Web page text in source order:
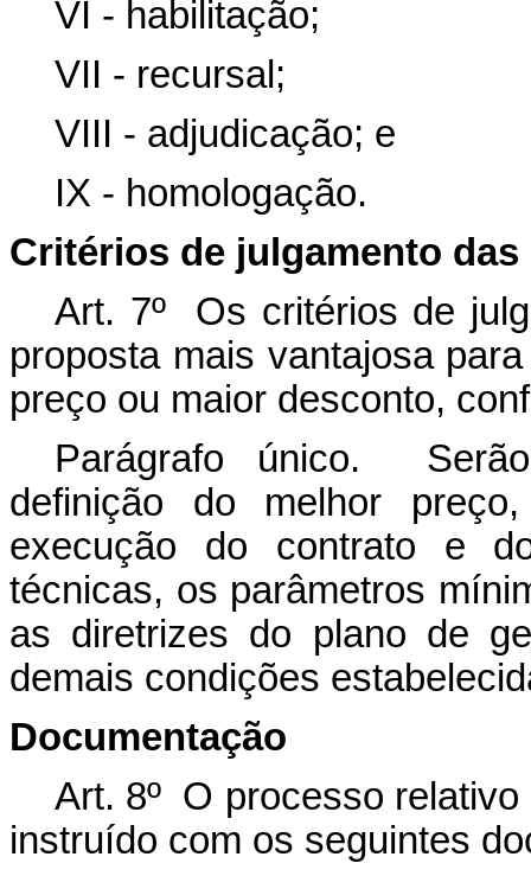
VI - habilitação;
VII - recursal;
VIII - adjudicação; e
IX - homologação.
Critérios de julgamento
Art. 7º Os critérios de
proposta mais vantajosa
preço ou maior desconto,
Parágrafo único.
definição do melhor
execução do contrato e
técnicas, os parâmetros
as diretrizes do plano de
demais condições
Documentação
Art. 8º O processo
instruído com os seguintes